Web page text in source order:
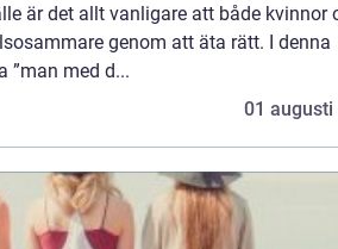
är det allt vanligare att både kvinnor
genom att äta rätt. I denna
”man med d...
01 augusti